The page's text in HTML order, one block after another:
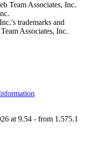
Team Associates, Inc.
trademarks and
Associates, Inc.
at 9.54 - from 1.575.1